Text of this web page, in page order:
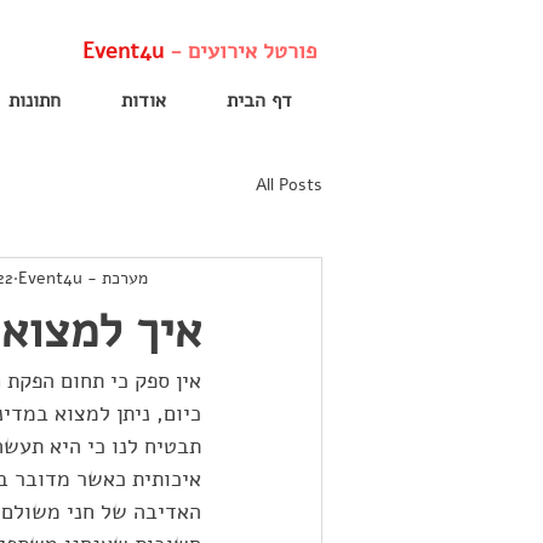
פורטל אירועים - Event4u
דף הבית אודות חתונות
All Posts
איך
מערכת - Event4u 22
אין ספק כי תחום
כיום, ניתן למצוא
תבטיח לנו כי היא
איכותית כאשר מדובר
האדיבה של חני